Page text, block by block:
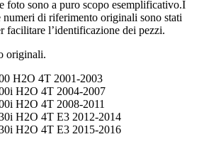
foto sono a puro scopo esemplificativo.I
numeri di riferimento originali sono stati
facilitare l’identificazione dei pezzi.
originali.
H2O 4T 2001-2003
H2O 4T 2004-2007
H2O 4T 2008-2011
H2O 4T E3 2012-2014
H2O 4T E3 2015-2016